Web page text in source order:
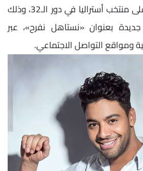
دور الـ16 عقب الفوز على منتخب أستراليا في دور الـ32، وذلك
بعنوان «نستاهل نفرح»، عبر
ومواقع التواصل الاجتماعي.